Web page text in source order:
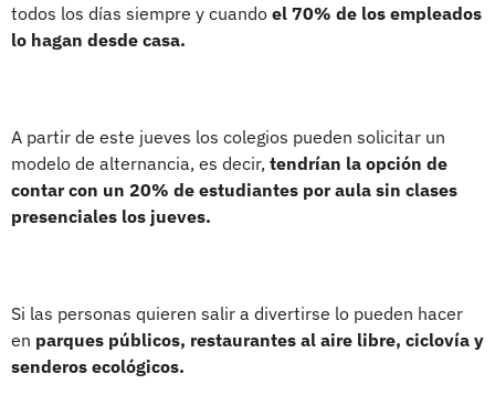
todos los días siempre y cuando el 70% de los empleados
lo hagan desde casa.
A partir de este jueves los colegios pueden solicitar un
modelo de alternancia, es decir, tendrían la opción de
contar con un 20% de estudiantes por aula sin clases
presenciales los jueves.
Si las personas quieren salir a divertirse lo pueden hacer
en parques públicos, restaurantes al aire libre, ciclovía y
senderos ecológicos.